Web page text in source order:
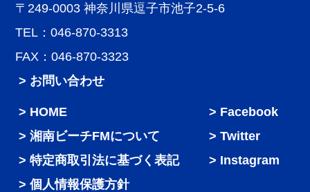
〒249-0003 神奈川県逗子市池子2-5-6
TEL：046-870-3313
FAX：046-870-3323
> お問い合わせ
HOME
湘南ビーチFMについて
特定商取引法に基づく表記
個人情報保護方針
Facebook
Twitter
Instagram